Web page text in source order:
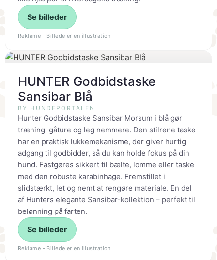
Se billeder
Reklame - Billede er en illustration
HUNTER Godbidstaske
Sansibar Blå
BY HUNDEPORTALEN
Hunter Godbidstaske Sansibar Morsum i blå gør
træning, gåture og leg nemmere. Den stilrene taske
har en praktisk lukkemekanisme, der giver hurtig
adgang til godbidder, så du kan holde fokus på din
hund. Fastgøres sikkert til bælte, lomme eller taske
med den robuste karabinhage. Fremstillet i
slidstærkt, let og nemt at rengøre materiale. En del
af Hunters elegante Sansibar-kollektion – perfekt til
belønning på farten.
Se billeder
Reklame - Billede er en illustration